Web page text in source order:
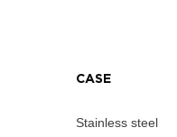
CASE
Stainless steel